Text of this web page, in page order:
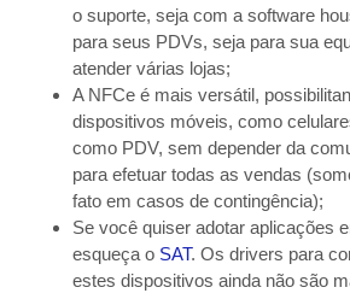
o suporte, seja com a software
para seus PDVs, seja para sua
atender várias lojas;
A NFCe é mais versátil,
dispositivos móveis, como
como PDV, sem depender da
para efetuar todas as vendas
fato em casos de contingência);
Se você quiser adotar aplicações
esqueça o SAT. Os drivers para
estes dispositivos ainda não são